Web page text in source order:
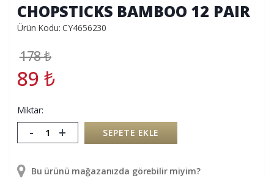
CHOPSTICKS BAMBOO 12 PAIR
Ürün Kodu: CY4656230
178₺
89 ₺
Miktar:
- + SEPETE EKLE
Bu ürünü mağazanızda görebilir miyim?